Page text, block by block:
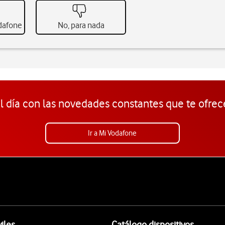
No, para nada
día con las novedades constantes que te
Ir a Mi Vodafone